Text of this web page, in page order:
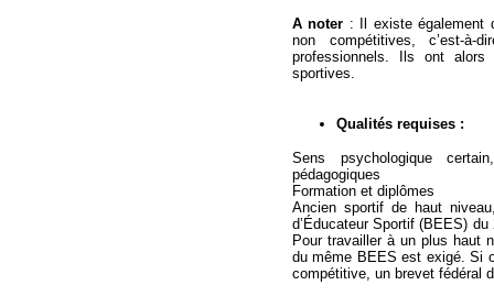
A noter : Il existe également
non compétitives, c’est-
professionnels. Ils ont alors
sportives.
Qualités requises :
Sens psychologique
pédagogiques
Formation et diplômes
Ancien sportif de haut
d’Éducateur Sportif (BEES)
Pour travailler à un plus haut
du même BEES est exigé. Si
compétitive, un brevet fédéral